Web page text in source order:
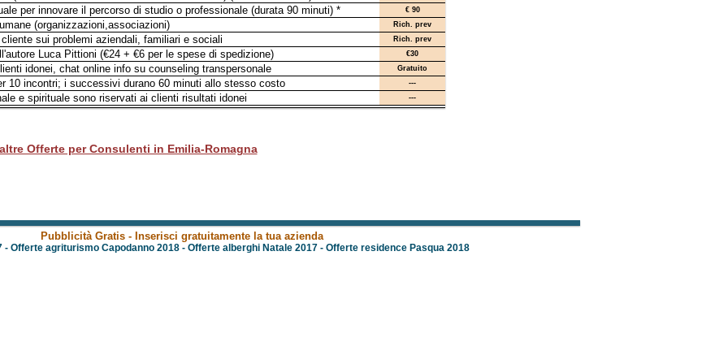
per innovare il percorso di studio o professionale (durata 90 minuti) *
€ 90
(organizzazioni,associazioni) Rich. prev
sui problemi aziendali, familiari e sociali Rich. prev
Luca Pittioni (€24 + €6 per le spese di spedizione) €30
idonei, chat online info su counseling transpersonale Gratuito
10 incontri; i successivi durano 60 minuti allo stesso costo ---
e spirituale sono riservati ai clienti risultati idonei ---
Offerte per Consulenti in Emilia-Romagna
Pubblicità Gratis - Inserisci gratuitamente la tua azienda
- Offerte agriturismo Capodanno 2018 - Offerte alberghi Natale 2017 - Offerte residence Pasqua 2018